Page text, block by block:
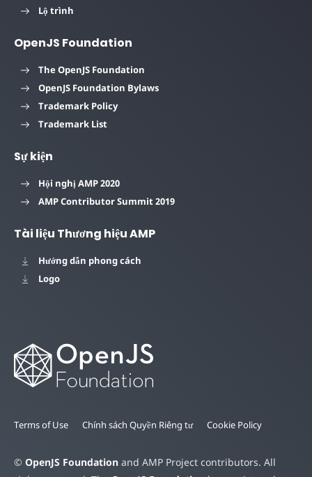
Lộ trình
OpenJS Foundation
The OpenJS Foundation
OpenJS Foundation Bylaws
Trademark Policy
Trademark List
Sự kiện
Hội nghị AMP 2020
AMP Contributor Summit 2019
Tài liệu Thương hiệu AMP
Hướng dẫn phong cách
Logo
Terms of Use Chính sách Quyền Riêng tư Cookie Policy
© OpenJS Foundation and AMP Project contributors. All